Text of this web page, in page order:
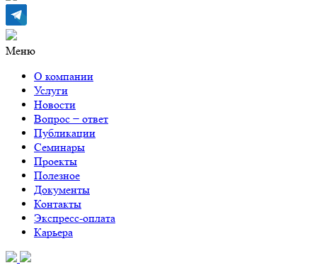
Меню
О компании
Услуги
Новости
Вопрос − ответ
Публикации
Семинары
Проекты
Полезное
Документы
Контакты
Экспресс-оплата
Карьера